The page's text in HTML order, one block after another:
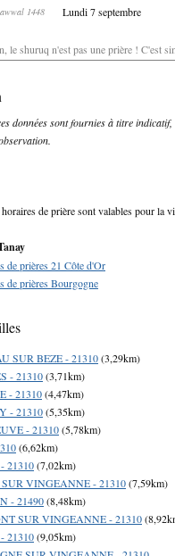
1448 Lundi 7 septembre
le shuruq n'est pas une prière ! C'est
données sont fournies à titre
de prière sont valables pour la
de prières 21 Côte d'Or
de prières Bourgogne
SUR BEZE - 21310(3,29km)
- 21310(3,71km)
- 21310(4,47km)
- 21310(5,35km)
- 21310(5,78km)
(6,62km)
21310(7,02km)
VINGEANNE - 21310(7,59km)
- 21490(8,48km)
SUR VINGEANNE - 21310
21310(9,05km)